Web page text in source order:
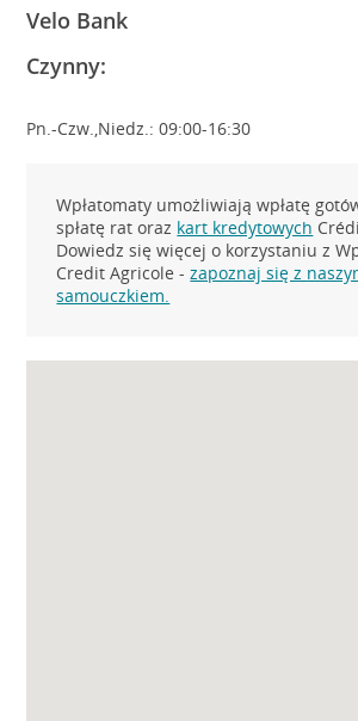
Velo Bank
Czynny:
Pn.-Czw.,Niedz.: 09:00-16:30
Wpłatomaty umożliwiają wpłatę
spłatę rat oraz kart kredytowych
Dowiedz się więcej o korzystaniu z
Credit Agricole -zapoznaj się z
samouczkiem.